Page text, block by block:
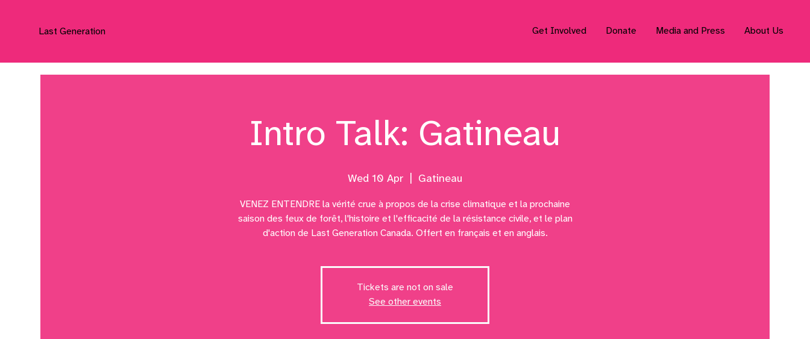
Get Involved Donate Media and Press About Us
Last Generation
Intro Talk: Gatineau
Wed 10 Apr Gatineau
VENEZ ENTENDRE la vérité crue à propos de la crise climatique et la prochaine
saison des feux de forêt, l'histoire et l'efficacité de la résistance civile, et le plan
d'action de Last Generation Canada. Offert en français et en anglais.
Tickets are not on sale
See other events